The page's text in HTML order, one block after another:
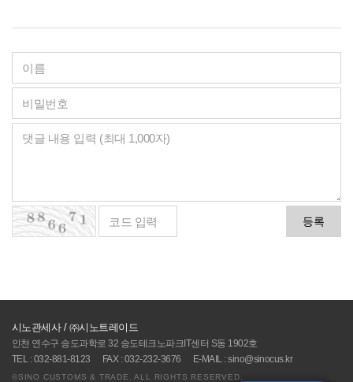
등록
시노관세사 / ㈜시노트레이드
인천 연수구 송도과학로 32 송도테크노파크IT센터 S동 1902호
TEL : 032-881-8123
FAX : 032-232-3676 E-MAIL : sino@sinocus.kr
©SINO CUSTOMS & TRADE. ALL RIGHTS RESERVED.